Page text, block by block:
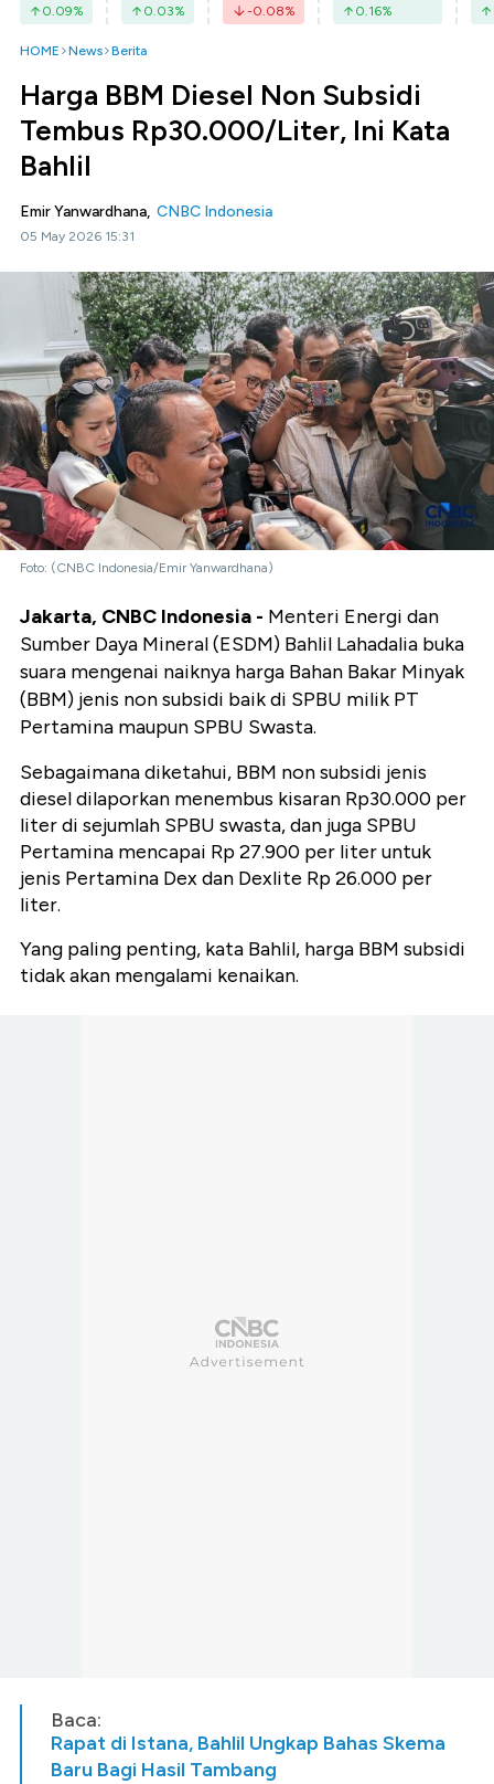
0.09% 0.03% -0.08% 0.16%
HOME News Berita
Harga BBM Diesel Non Subsidi
Tembus Rp30.000/Liter, Ini Kata
Bahlil
Emir Yanwardhana, CNBC Indonesia
05 May 2026 15:31
Foto: (CNBC Indonesia/Emir Yanwardhana)
Jakarta, CNBC Indonesia - Menteri Energi dan
Sumber Daya Mineral (ESDM) Bahlil Lahadalia buka
suara mengenai naiknya harga Bahan Bakar Minyak
(BBM) jenis non subsidi baik di SPBU milik PT
Pertamina maupun SPBU Swasta.
Sebagaimana diketahui, BBM non subsidi jenis
diesel dilaporkan menembus kisaran Rp30.000 per
liter di sejumlah SPBU swasta, dan juga SPBU
Pertamina mencapai Rp 27.900 per liter untuk
jenis Pertamina Dex dan Dexlite Rp 26.000 per
liter.
Yang paling penting, kata Bahlil, harga BBM subsidi
tidak akan mengalami kenaikan.
Baca:
Rapat di Istana, Bahlil Ungkap Bahas Skema
Baru Bagi Hasil Tambang